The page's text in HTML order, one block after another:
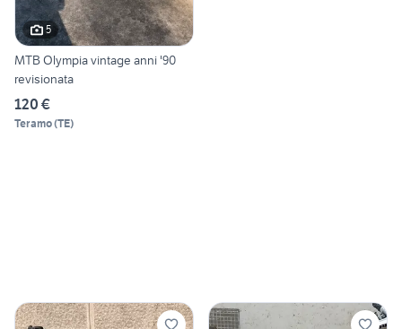
5
MTB Olympia vintage anni '90
revisionata
120 €
Teramo(TE)